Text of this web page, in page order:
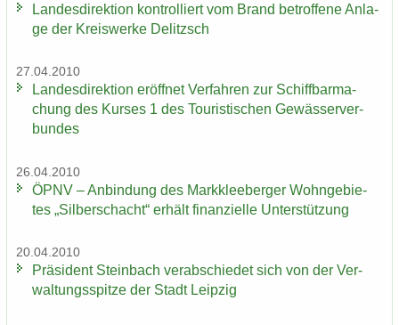
Lan­des­di­rek­ti­on kon­trol­liert vom Brand be­trof­fe­ne An­la­
ge der Kreis­wer­ke De­litzsch
27.04.2010
Lan­des­di­rek­ti­on er­öff­net Ver­fah­ren zur Schiff­bar­ma­
chung des Kur­ses 1 des Tou­ris­ti­schen Ge­wäs­ser­ver­
bun­des
26.04.2010
ÖPNV – An­bin­dung des Mark­klee­ber­ger Wohn­ge­bie­
tes „Sil­ber­schacht“ er­hält fi­nan­zi­el­le Un­ter­stüt­zung
20.04.2010
Prä­si­dent Stein­bach ver­ab­schie­det sich von der Ver­
wal­tungs­spit­ze der Stadt Leip­zig